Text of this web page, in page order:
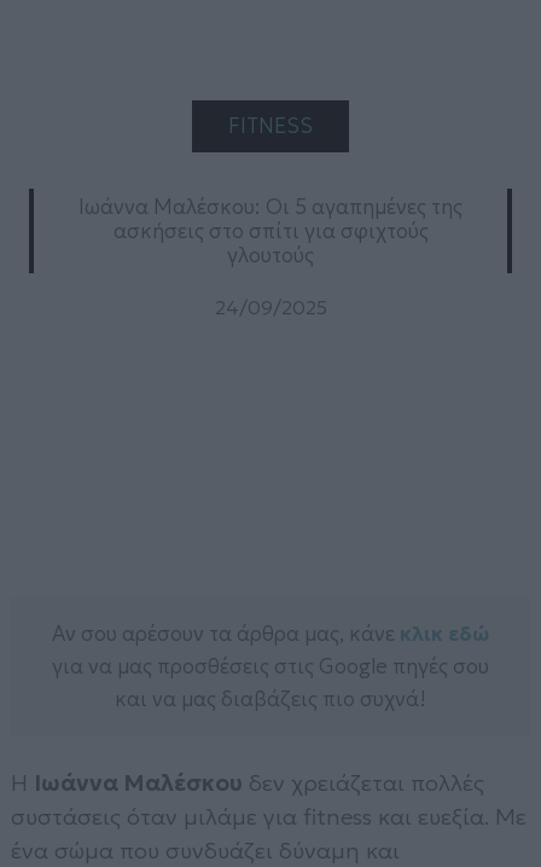
FITNESS
Ιωάννα Μαλέσκου: Οι 5 αγαπημένες της
ασκήσεις στο σπίτι για σφιχτούς
γλουτούς
24/09/2025
Αν σου αρέσουν τα άρθρα μας, κάνε κλικ εδώ
για να μας προσθέσεις στις Google πηγές σου
και να μας διαβάζεις πιο συχνά!
Η Ιωάννα Μαλέσκου δεν χρειάζεται πολλές
συστάσεις όταν μιλάμε για fitness και ευεξία. Με
ένα σώμα που συνδυάζει δύναμη και